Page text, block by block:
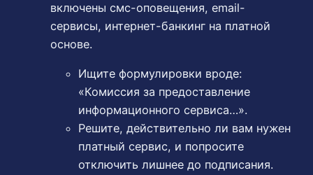
включены смс-оповещения, email-
сервисы, интернет-банкинг на платной
основе.
Ищите формулировки вроде:
«Комиссия за предоставление
информационного сервиса…».
Решите, действительно ли вам нужен
платный сервис, и попросите
отключить лишнее до подписания.